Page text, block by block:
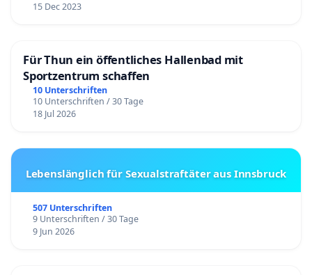
15 Dec 2023
Für Thun ein öffentliches Hallenbad mit
Sportzentrum schaffen
10 Unterschriften
10 Unterschriften / 30 Tage
18 Jul 2026
Lebenslänglich für Sexualstraftäter aus Innsbruck
507 Unterschriften
9 Unterschriften / 30 Tage
9 Jun 2026